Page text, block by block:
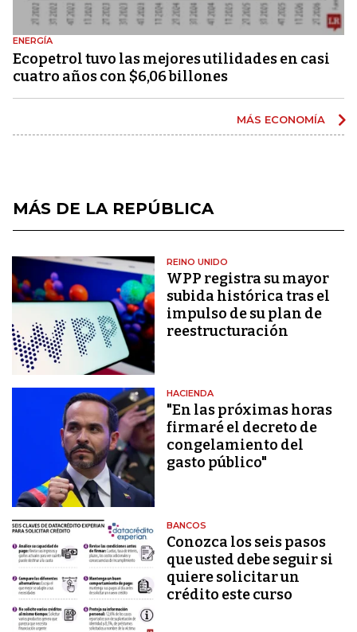
ENERGÍA
Ecopetrol tuvo las mejores utilidades en casi
cuatro años con $6,06 billones
MÁS ECONOMÍA
MÁS DE LA REPÚBLICA
REINO UNIDO
WPP registra su mayor
subida histórica tras el
impulso de su plan de
reestructuración
HACIENDA
"En las próximas horas
firmaré el decreto de
congelamiento del
gasto público"
BANCOS
Conozca los seis pasos
que usted debe seguir si
quiere solicitar un
crédito este curso